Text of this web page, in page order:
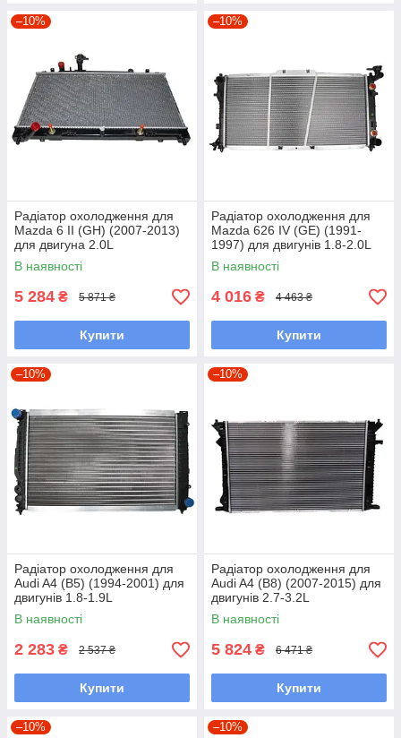
–10%
Радіатор охолодження для
Mazda 6 II (GH) (2007-2013)
для двигуна 2.0L
В наявності
5 284 ₴ 5 871 ₴
Купити
–10%
Радіатор охолодження для
Mazda 626 IV (GE) (1991-
1997) для двигунів 1.8-2.0L
(АКПП)
В наявності
4 016 ₴ 4 463 ₴
Купити
–10%
Радіатор охолодження для
Audi A4 (B5) (1994-2001) для
двигунів 1.8-1.9L
В наявності
2 283 ₴ 2 537 ₴
Купити
–10%
Радіатор охолодження для
Audi A4 (B8) (2007-2015) для
двигунів 2.7-3.2L
В наявності
5 824 ₴ 6 471 ₴
Купити
–10% –10%